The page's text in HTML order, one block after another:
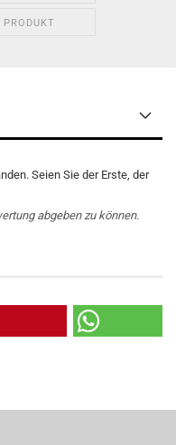
Seien Sie der Erste, der
abgeben zu können.